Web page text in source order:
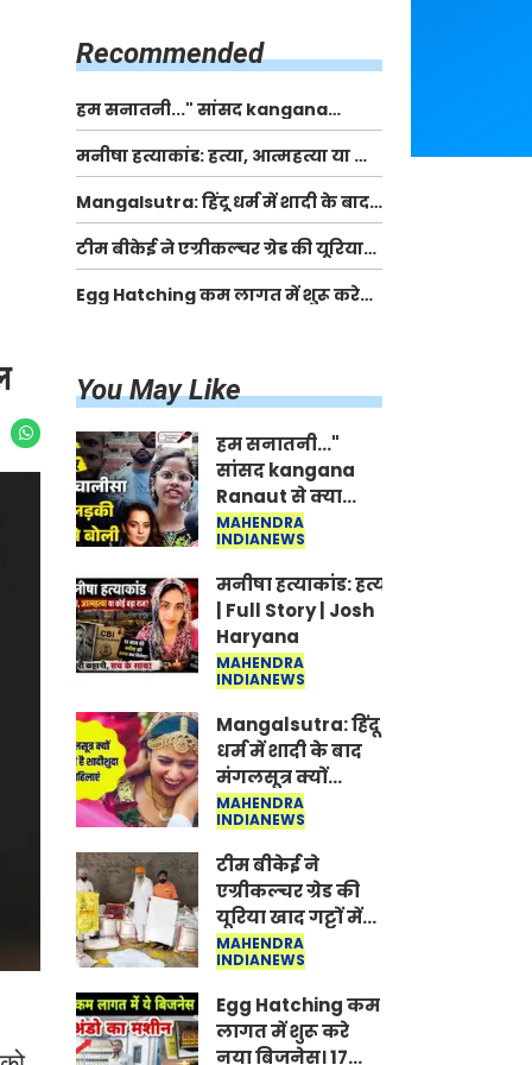
Recommended
हम सनातनी..." सांसद kangana
Ranaut से क्या बोली लड़की? Viral
Jantar-Mantar | CJP protest
मनीषा हत्याकांड: हत्या, आत्महत्या या कोई बड़ा राज?
| Full Story | Josh Haryana
Mangalsutra: हिंदू धर्म में शादी के बाद
मंगलसूत्र क्यों पहनती है महिलाएं, किसने
शुरु की ये परंपरा
टीम बीकेई ने एग्रीकल्चर ग्रेड की यूरिया
खाद गट्टों में बदलकर टेक्निकल ग्रेड में
बेचने वालों पर करवाई कार्रवाई:
Egg Hatching कम लागत में शुरू करे
You May Like
हम सनातनी..."
सांसद kangana
Ranaut से क्या
बोली लड़की? Viral
Jantar-Mantar |
CJP protest
MAHENDRA
INDIANEWS
मनीषा हत्याकांड: हत्या, आत्महत्या या
| Full Story | Josh
Haryana
MAHENDRA
INDIANEWS
Mangalsutra: हिंदू
धर्म में शादी के बाद
मंगलसूत्र क्यों
पहनती है महिलाएं,
किसने शुरु की ये
परंपरा
MAHENDRA
INDIANEWS
टीम बीकेई ने
एग्रीकल्चर ग्रेड की
यूरिया खाद गट्टों में
बदलकर टेक्निकल
ग्रेड में बेचने वालों पर
करवाई कार्रवाई:
लखविंदर सिंह
औलख
MAHENDRA
INDIANEWS
Egg Hatching कम
लागत में शुरू करे
नया बिजनेस। 17